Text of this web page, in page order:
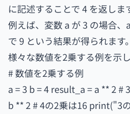
に記述することで 4 を返しま
例えば、変数 a が 3 の場合
で 9 という結果が得られます
様々な数値を2乗する例を示し
# 数値を2乗する例
a = 3 b = 4 result_a = a ** 2 #
b ** 2 # 4の2乗は16 print("3